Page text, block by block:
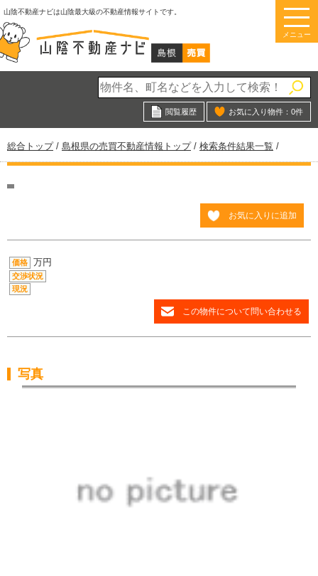
このページの本文へ
山陰不動産ナビは山陰最大級の不動産情報サイトです。
メニュー
閲覧履歴 お気に入り物件： 0件
現
在
位
総合トップ/ 島根県の売買不動産情報トップ/ 検索条件結果一覧 /
お気に入りに追加
価格 万円
交渉状況
現況
この物件について問い合わせる
写真